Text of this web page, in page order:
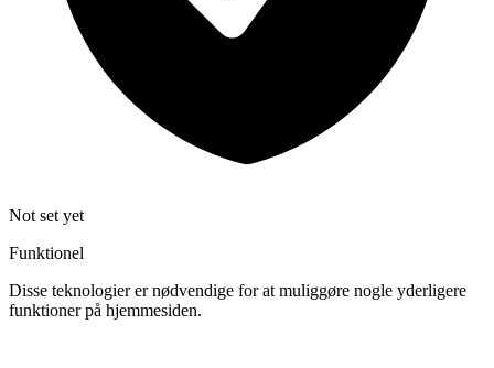
Not set yet
Funktionel
Disse teknologier er nødvendige for at muliggøre nogle yderligere
funktioner på hjemmesiden.